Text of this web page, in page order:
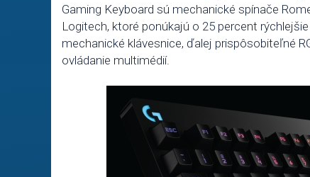
Gaming Keyboard sú mechanické spínače
Logitech, ktoré ponúkajú o 25 percent
mechanické klávesnice, ďalej prispôsobiteľné
ovládanie multimédií.